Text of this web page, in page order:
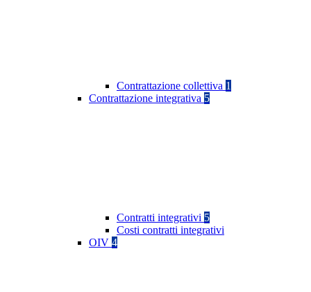
Contrattazione collettiva 1
Contrattazione integrativa 5
Contratti integrativi 5
Costi contratti integrativi
OIV 4